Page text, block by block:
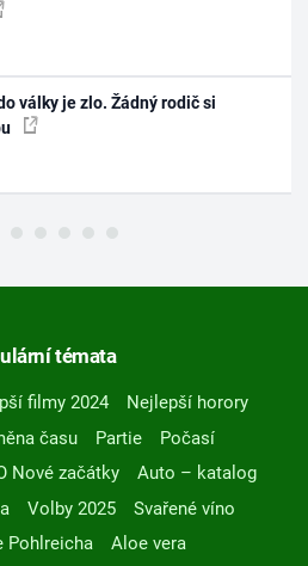
války je zlo. Žádný rodič si
témata
filmy 2024
Nejlepší horory
času Partie
Počasí
Nové začátky
Auto – katalog
Volby 2025
Svařené víno
Pohlreicha
Aloe vera